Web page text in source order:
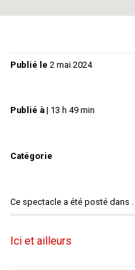
Publié le 2 mai 2024
Publié à | 13 h 49 min
Catégorie
Ce spectacle a été posté dans .
Ici et ailleurs